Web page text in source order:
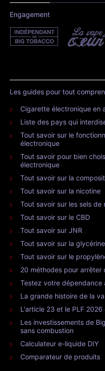
Engagement
Les guides pour tout
Cigarette électronique en
Liste des pays qui
Tout savoir sur le
électronique
Tout savoir pour bien
électronique
Tout savoir sur la
Tout savoir sur la nicotine
Tout savoir sur les sels de
Tout savoir sur le CBD
Tout savoir sur JNR
Tout savoir sur la
Tout savoir sur le
20 méthodes pour arrêter
Testez votre dépendance
La grande histoire de la
L'article 23 et le PLF 2026
Les investissements de
sans combustion
Calculateur e-liquide DIY
Comparateur de produits